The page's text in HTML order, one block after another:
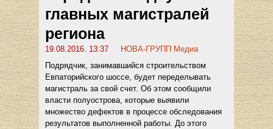
главных магистралей
региона
19.08.2016. 13:37
НОВА-ГРУПП Медиа
Подрядчик, занимавшийся строительством
Евпаторийского шоссе, будет переделывать
магистраль за свой счет. Об этом сообщили
власти полуострова, которые выявили
множество дефектов в процессе обследования
результатов выполненной работы. До этого